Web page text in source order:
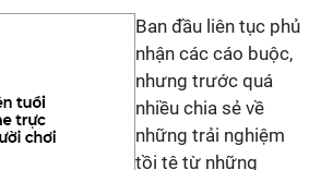
Ban đầu liên tục phủ
nhận các cáo buộc,
nhưng trước quá
nhiều chia sẻ về
những trải nghiệm
tồi tệ từ những